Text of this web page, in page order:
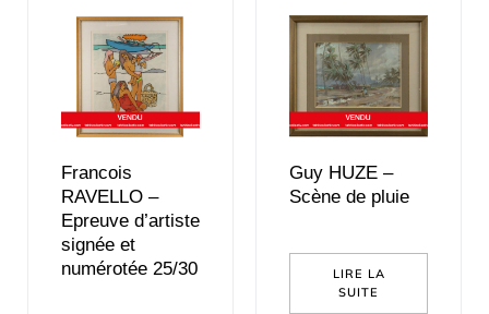
Francois
RAVELLO –
Epreuve d’artiste
signée et
numérotée 25/30
Guy HUZE –
Scène de pluie
LIRE LA
SUITE